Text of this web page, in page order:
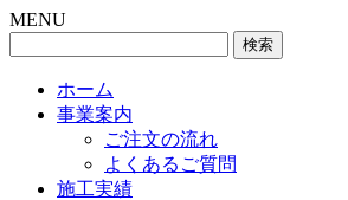
MENU
ホーム
事業案内
ご注文の流れ
よくあるご質問
施工実績